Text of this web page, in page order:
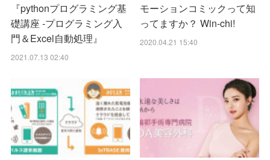
『pythonプログラミング基
礎講座 -プログラミング入
門＆Excel自動処理』
2021.07.13 02:40
モーションコミックって知
ってますか？ Win-chi!
2020.04.21 15:40